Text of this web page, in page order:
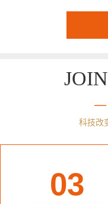
—
科技改
03